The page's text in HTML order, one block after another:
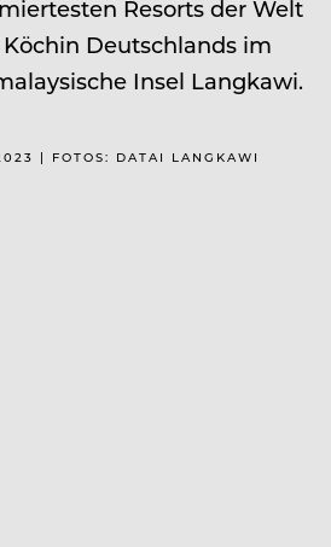
Resorts der Welt
Deutschlands im
Insel Langkawi.
| FOTOS: DATAI LANGKAWI